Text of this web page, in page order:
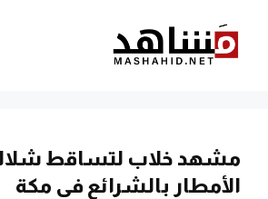
المحتوى
مشهد خلاب لتساقط
الأمطار بالشرائع في مكة